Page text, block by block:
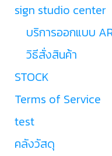
sign studio center
บริการออกแบบ
วิธีสั่งสินค้า
STOCK
Terms of Service
test
คลังวัสดุ